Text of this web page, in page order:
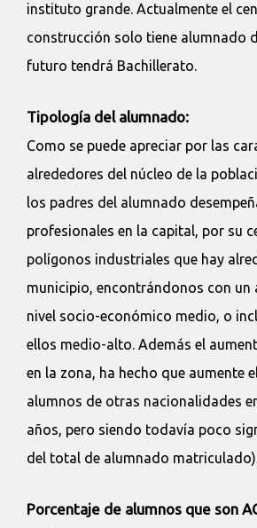
instituto grande. Actualmente el
construcción solo tiene alumnado
futuro tendrá Bachillerato.
Tipología del alumnado:
Como se puede apreciar por las
alrededores del núcleo de la
los padres del alumnado
profesionales en la capital, por su
polígonos industriales que hay
municipio, encontrándonos con un
nivel socio-económico medio, o
ellos medio-alto. Además el
en la zona, ha hecho que aumente
alumnos de otras nacionalidades
años, pero siendo todavía poco
del total de alumnado
Porcentaje de alumnos que son